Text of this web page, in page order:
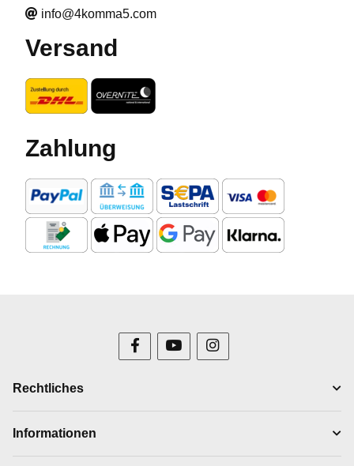
info@4komma5.com
Versand
Zahlung
Rechtliches
Informationen